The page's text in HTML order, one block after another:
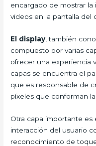
encargado de mostrar la
videos en la pantalla del
El display , también
compuesto por varias
ofrecer una experiencia
capas se encuentra el
que es responsable de
píxeles que conforman la
Otra capa importante es
interacción del usuario
reconocimiento de